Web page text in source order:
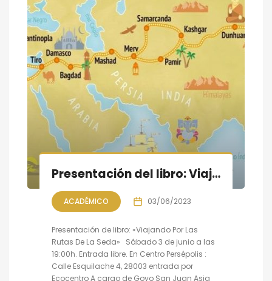
Presentación del libro: Viajando Por Las Rutas De La Seda
ACADÉMICO 03/06/2023
Presentación de libro: «Viajando Por Las
Rutas De La Seda» Sábado 3 de junio a las
19:00h. Entrada libre. En Centro Persépolis :
Calle Esquilache 4, 28003 entrada por
Ecocentro A cargo de Goyo San Juan Asia